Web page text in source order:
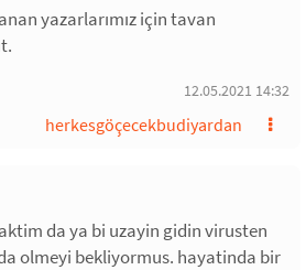
yazarlarımız için tavan
12.05.2021 14:32
herkesgöçecekbudiyardan
da ya bi uzayin gidin virusten
olmeyi bekliyormus. hayatinda bir